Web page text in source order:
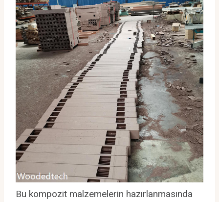
Bu kompozit malzemelerin hazırlanmasında